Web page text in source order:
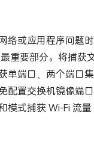
络或应用程序问题
重要部分。将捕获
单端口、两个端口
配置交换机镜像端
模式捕获 Wi-Fi 流量